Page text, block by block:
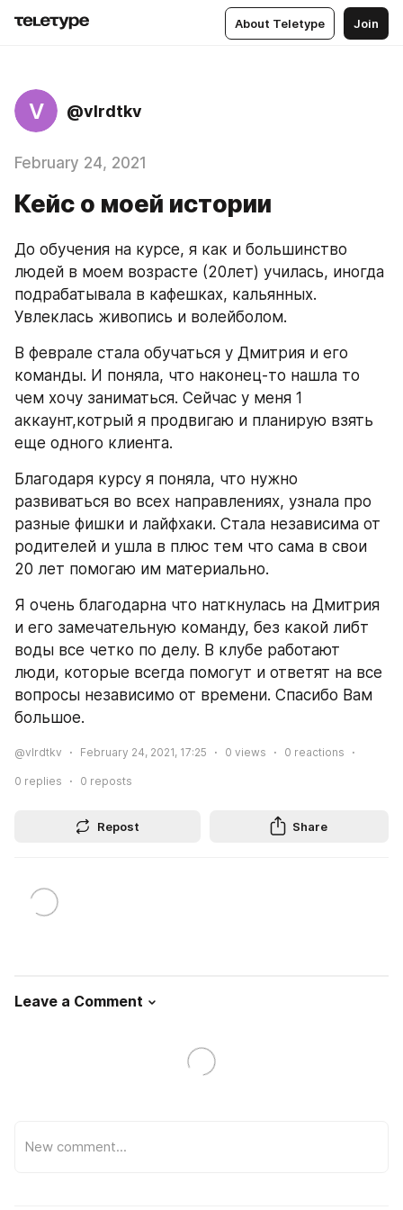
About Teletype Join
V @vlrdtkv
February 24, 2021
Кейс о моей истории
До обучения на курсе, я как и большинство
людей в моем возрасте (20лет) училась, иногда
подрабатывала в кафешках, кальянных.
Увлеклась живопись и волейболом.
В феврале стала обучаться у Дмитрия и его
команды. И поняла, что наконец-то нашла то
чем хочу заниматься. Сейчас у меня 1
аккаунт,котрый я продвигаю и планирую взять
еще одного клиента.
Благодаря курсу я поняла, что нужно
развиваться во всех направлениях, узнала про
разные фишки и лайфхаки. Стала независима от
родителей и ушла в плюс тем что сама в свои
20 лет помогаю им материально.
Я очень благодарна что наткнулась на Дмитрия
и его замечательную команду, без какой либт
воды все четко по делу. В клубе работают
люди, которые всегда помогут и ответят на все
вопросы независимо от времени. Спасибо Вам
большое.
@vlrdtkv February 24, 2021, 17:25 0 views 0 reactions
0 replies 0 reposts
Repost Share
Leave a Comment